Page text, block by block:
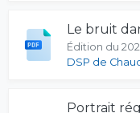
Le bruit
Édition du
DSP de
Portrait